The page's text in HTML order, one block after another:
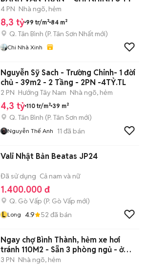
4 PN Nhà ngõ, hẻm
8,3 tỷ 99 tr/m² 84 m²
Q. Tân Bình (P. Tân Sơn Nhất mới)
Chi Nhà Xinh
Nguyễn Sỹ Sach - Trường Chinh- 1 đời
chủ - 39m2 - 2 Tầng - 2PN -4TỶ.TL
2 PN Hướng Tây Nam Nhà ngõ, hẻm
4,3 tỷ 110 tr/m² 39 m²
Q. Tân Bình (P. Tân Sơn mới)
Nguyễn Thế Anh 11 đã bán
Vali Nhật Bản Beatas JP24
Đã sử dụng Cả nam và nữ
1.400.000 đ
Q. Gò Vấp (P. Gò Vấp mới)
L Long 4.9 52 đã bán
Ngay chợ Bình Thành, hẻm xe hơi
tránh 110M2 - Sẵn 3 phòng ngủ - ở
ngay
3 PN Nhà ngõ, hẻm